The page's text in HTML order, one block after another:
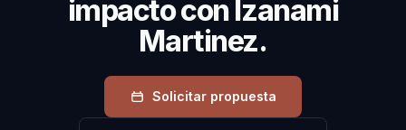
impacto con Izanami
Martinez.
Solicitar propuesta